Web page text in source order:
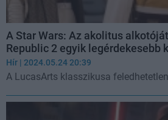
A Star Wars: Az akolitus
Republic 2 egyik legérdekesebb
Hír | 2024.05.24 20:39
A LucasArts klasszikusa